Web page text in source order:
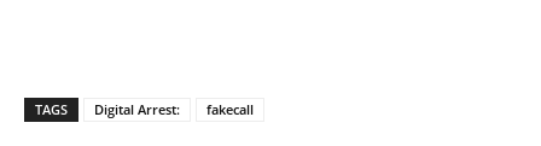
TAGS Digital Arrest: fakecall